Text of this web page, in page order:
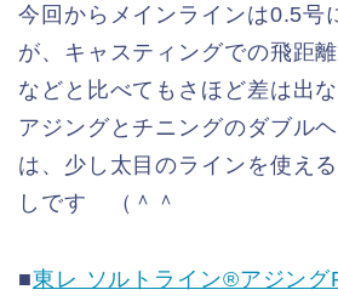
今回からメインラインは0.5号
が、キャスティングでの飛距
などと比べてもさほど差は出な
アジングとチニングのダブル
は、少し太目のラインを使え
しです （＾＾
■東レ ソルトライン®アジング